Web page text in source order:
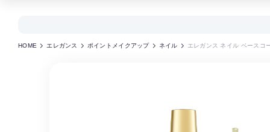
HOME エレガンス ポイントメイクアップ ネイル エレガンス ネイル ベースコ